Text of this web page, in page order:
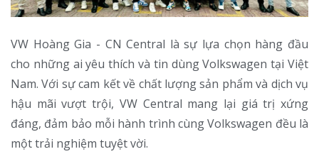
VW Hoàng Gia - CN Central là sự lựa chọn hàng đầu
cho những ai yêu thích và tin dùng Volkswagen tại Việt
Nam. Với sự cam kết về chất lượng sản phẩm và dịch vụ
hậu mãi vượt trội, VW Central mang lại giá trị xứng
đáng, đảm bảo mỗi hành trình cùng Volkswagen đều là
một trải nghiệm tuyệt vời.